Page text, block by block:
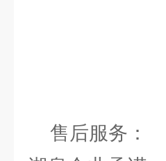
售后服务：